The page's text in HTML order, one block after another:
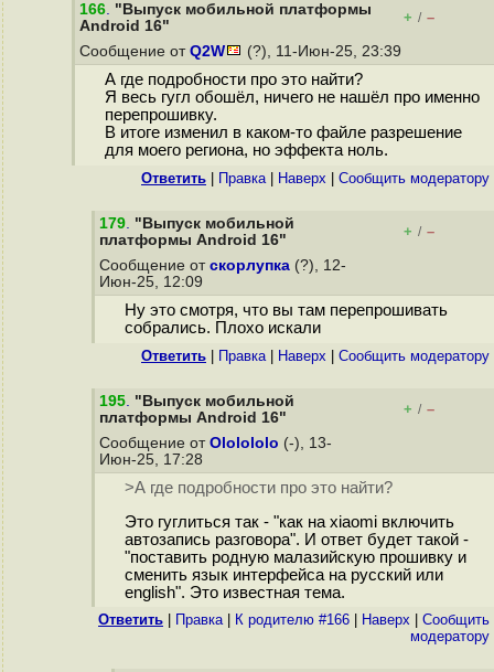
166. "Выпуск мобильной платформы
Android 16"
+ / –
Сообщение от Q2W (?), 11-Июн-25, 23:39
А где подробности про это найти?
Я весь гугл обошёл, ничего не нашёл про именно
перепрошивку.
В итоге изменил в каком-то файле разрешение
для моего региона, но эффекта ноль.
Ответить Правка| Наверх Cообщить модератору
179. "Выпуск мобильной
платформы Android 16"
+ / –
Сообщение от скорлупка (?), 12-
Июн-25, 12:09
Ну это смотря, что вы там перепрошивать
собрались. Плохо искали
Ответить Правка| Наверх Cообщить модератору
195. "Выпуск мобильной
платформы Android 16"
+ / –
Сообщение от Ololololo (-), 13-
Июн-25, 17:28
>А где подробности про это найти?
Это гуглиться так - "как на xiaomi включить
автозапись разговора". И ответ будет такой -
"поставить родную малазийскую прошивку и
сменить язык интерфейса на русский или
english". Это известная тема.
Ответить Правка| К родителю #166 Наверх
Cообщить
модератору